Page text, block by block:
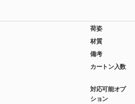
荷姿
材質
備考
カートン入数
対応可能オプ
ション